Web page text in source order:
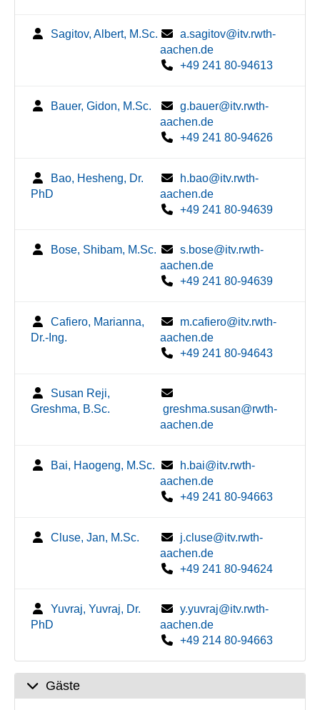
Sagitov, Albert, M.Sc.
a.sagitov@itv.rwth-
aachen.de
+49 241 80-94613
Bauer, Gidon, M.Sc.
g.bauer@itv.rwth-
aachen.de
+49 241 80-94626
Bao, Hesheng, Dr.
PhD
h.bao@itv.rwth-
aachen.de
+49 241 80-94639
Bose, Shibam, M.Sc.
s.bose@itv.rwth-
aachen.de
+49 241 80-94639
Cafiero, Marianna,
Dr.-Ing.
m.cafiero@itv.rwth-
aachen.de
+49 241 80-94643
Susan Reji,
Greshma, B.Sc.
greshma.susan@rwth-
aachen.de
Bai, Haogeng, M.Sc.
h.bai@itv.rwth-
aachen.de
+49 241 80-94663
Cluse, Jan, M.Sc.
j.cluse@itv.rwth-
aachen.de
+49 241 80-94624
Yuvraj, Yuvraj, Dr.
PhD
y.yuvraj@itv.rwth-
aachen.de
+49 214 80-94663
Gäste